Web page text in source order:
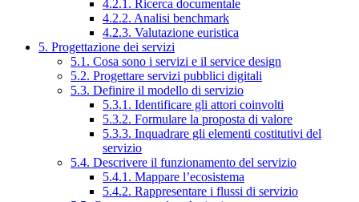
4.2.1. Ricerca documentale
4.2.2. Analisi benchmark
4.2.3. Valutazione euristica
5. Progettazione dei servizi
5.1. Cosa sono i servizi e il service design
5.2. Progettare servizi pubblici digitali
5.3. Definire il modello di servizio
5.3.1. Identificare gli attori coinvolti
5.3.2. Formulare la proposta di valore
5.3.3. Inquadrare gli elementi costitutivi del
servizio
5.4. Descrivere il funzionamento del servizio
5.4.1. Mappare l’ecosistema
5.4.2. Rappresentare i flussi di servizio